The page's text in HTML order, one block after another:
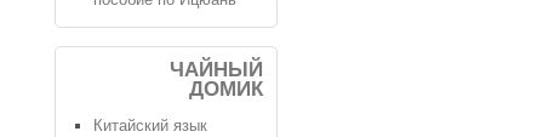
ЧАЙНЫЙ
ДОМИК
Китайский язык